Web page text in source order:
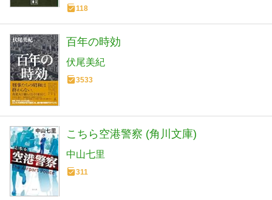
118
百年の時効
伏尾美紀
3533
こちら空港警察 (角川文庫)
中山七里
311